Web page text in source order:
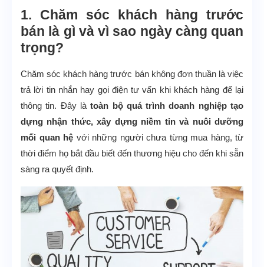
1. Chăm sóc khách hàng trước
bán là gì và vì sao ngày càng quan
trọng?
Chăm sóc khách hàng trước bán không đơn thuần là việc
trả lời tin nhắn hay gọi điện tư vấn khi khách hàng để lại
thông tin. Đây làtoàn bộ quá trình doanh nghiệp tạo
dựng nhận thức, xây dựng niềm tin và nuôi dưỡng
mối quan hệ với những người chưa từng mua hàng, từ
thời điểm họ bắt đầu biết đến thương hiệu cho đến khi sẵn
sàng ra quyết định.